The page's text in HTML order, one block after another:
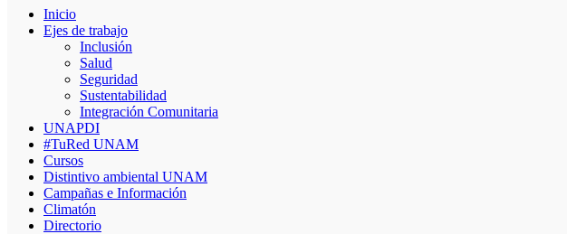
Inicio
Ejes de trabajo
Inclusión
Salud
Seguridad
Sustentabilidad
Integración Comunitaria
UNAPDI
#TuRed UNAM
Cursos
Distintivo ambiental UNAM
Campañas e Información
Climatón
Directorio